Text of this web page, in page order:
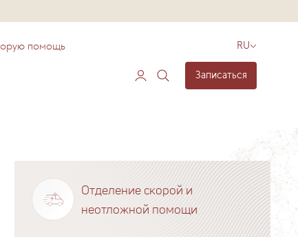
помощь RU
Записаться
Отделение скорой и
неотложной помощи